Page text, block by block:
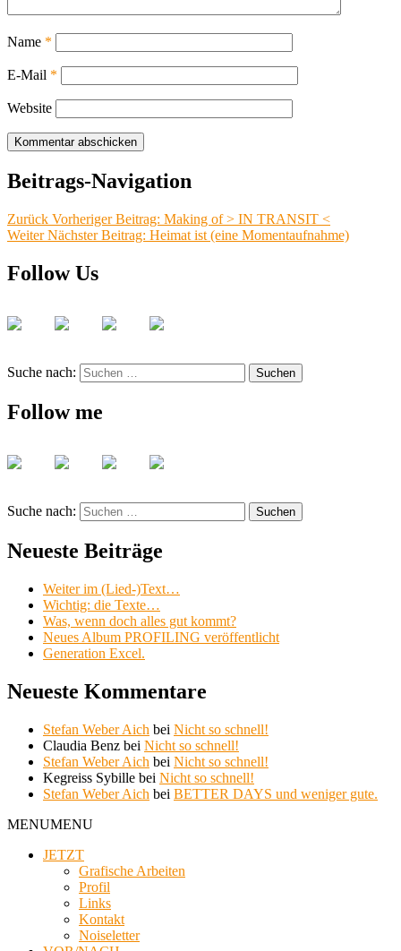
Name *
E-Mail *
Website
Beitrags-Navigation
Zurück Vorheriger Beitrag: Making of > IN TRANSIT <
Weiter Nächster Beitrag: Heimat ist (eine Momentaufnahme)
Follow Us
Suche nach: Suchen
Follow me
Suche nach: Suchen
Neueste Beiträge
Weiter im (Lied-)Text…
Wichtig: die Texte…
Was, wenn doch alles gut kommt?
Neues Album PROFILING veröffentlicht
Generation Excel.
Neueste Kommentare
Stefan Weber Aich bei Nicht so schnell!
Claudia Benz bei Nicht so schnell!
Stefan Weber Aich bei Nicht so schnell!
Kegreiss Sybille bei Nicht so schnell!
Stefan Weber Aich bei BETTER DAYS und weniger gute.
MENUMENU
JETZT
Grafische Arbeiten
Profil
Links
Kontakt
Noiseletter